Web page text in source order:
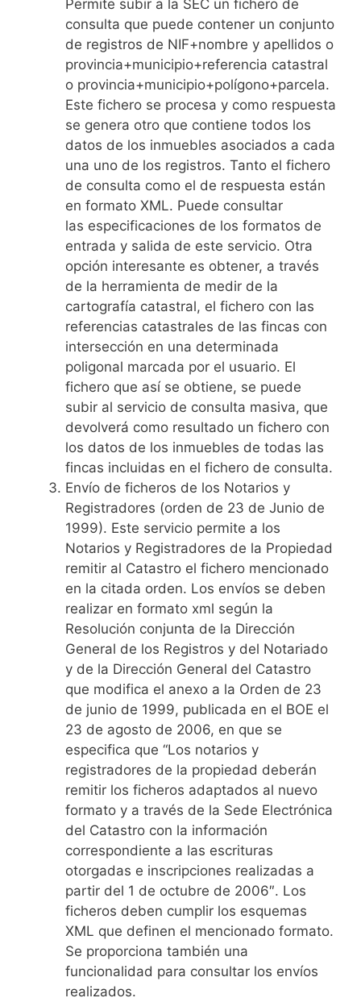
Permite subir a la SEC un fichero de
consulta que puede contener un conjunto
de registros de NIF+nombre y apellidos o
provincia+municipio+referencia catastral
o provincia+municipio+polígono+parcela.
Este fichero se procesa y como respuesta
se genera otro que contiene todos los
datos de los inmuebles asociados a cada
una uno de los registros. Tanto el fichero
de consulta como el de respuesta están
en formato XML. Puede consultar
las especificaciones de los formatos de
entrada y salida de este servicio. Otra
opción interesante es obtener, a través
de la herramienta de medir de la
cartografía catastral, el fichero con las
referencias catastrales de las fincas con
intersección en una determinada
poligonal marcada por el usuario. El
fichero que así se obtiene, se puede
subir al servicio de consulta masiva, que
devolverá como resultado un fichero con
los datos de los inmuebles de todas las
fincas incluidas en el fichero de consulta.
Envío de ficheros de los Notarios y
Registradores (orden de 23 de Junio de
1999). Este servicio permite a los
Notarios y Registradores de la Propiedad
remitir al Catastro el fichero mencionado
en la citada orden. Los envíos se deben
realizar en formato xml según la
Resolución conjunta de la Dirección
General de los Registros y del Notariado
y de la Dirección General del Catastro
que modifica el anexo a la Orden de 23
de junio de 1999, publicada en el BOE el
23 de agosto de 2006, en que se
especifica que “Los notarios y
registradores de la propiedad deberán
remitir los ficheros adaptados al nuevo
formato y a través de la Sede Electrónica
del Catastro con la información
correspondiente a las escrituras
otorgadas e inscripciones realizadas a
partir del 1 de octubre de 2006″. Los
ficheros deben cumplir los esquemas
XML que definen el mencionado formato.
Se proporciona también una
funcionalidad para consultar los envíos
realizados.